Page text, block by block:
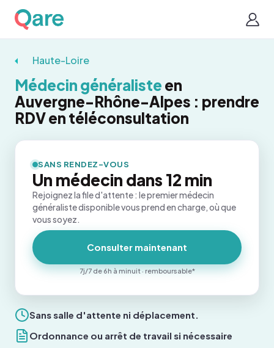
Haute-Loire
Médecin généraliste en
Auvergne-Rhône-Alpes : prendre
RDV en téléconsultation
Sans salle d'attente ni déplacement.
Ordonnance ou arrêt de travail si nécessaire
SANS RENDEZ-VOUS
Un médecin dans 12 min
Rejoignez la file d'attente : le premier médecin
généraliste disponible vous prend en charge, où que
vous soyez.
Consulter maintenant
7j/7 de 6h à minuit · remboursable*